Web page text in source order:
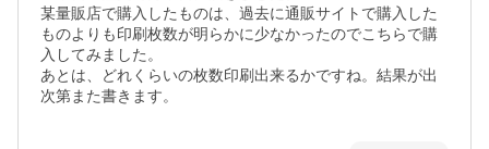
某量販店で購入したものは、過去に通販サイトで購入した
ものよりも印刷枚数が明らかに少なかったのでこちらで購
入してみました。
あとは、どれくらいの枚数印刷出来るかですね。結果が出